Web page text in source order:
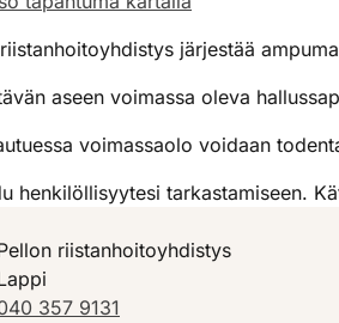
uuteen välilehteen)
järjestää
aseen voimassa oleva
voimassaolo voidaan
henkilöllisyytesi tarkastamiseen.
riistanhoitoyhdistys
357 9131